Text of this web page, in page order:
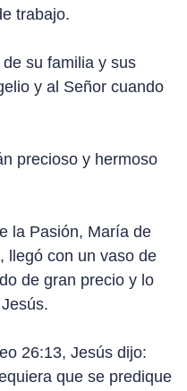
trabajo.
su familia y sus
y al Señor cuando
precioso y hermoso
la Pasión, María de
llegó con un vaso de
de gran precio y lo
26:13, Jesús dijo:
que se predique